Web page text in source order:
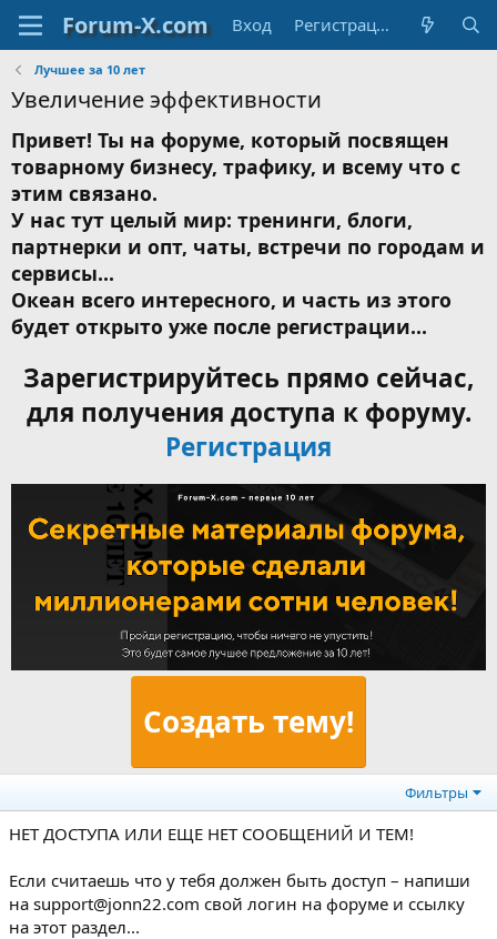
Вход Регистрация
Лучшее за 10 лет
Увеличение эффективности
Привет! Ты на форуме, который посвящен
товарному бизнесу, трафику, и всему что с
этим связано.
У нас тут целый мир: тренинги, блоги,
партнерки и опт, чаты, встречи по городам и
сервисы...
Океан всего интересного, и часть из этого
будет открыто уже после регистрации...
Зарегистрируйтесь прямо сейчас,
для получения доступа к форуму.
Регистрация
Создать тему!
Фильтры
НЕТ ДОСТУПА ИЛИ ЕЩЕ НЕТ СООБЩЕНИЙ И ТЕМ!
Если считаешь что у тебя должен быть доступ – напиши
на support@jonn22.com свой логин на форуме и ссылку
на этот раздел...